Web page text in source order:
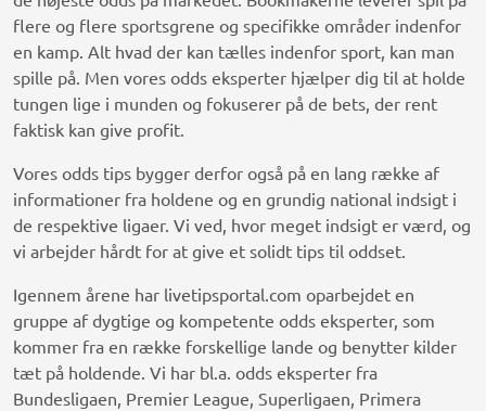
flere og flere sportsgrene og specifikke områder indenfor
en kamp. Alt hvad der kan tælles indenfor sport, kan man
spille på. Men vores odds eksperter hjælper dig til at holde
tungen lige i munden og fokuserer på de bets, der rent
faktisk kan give profit.
Vores odds tips bygger derfor også på en lang række af
informationer fra holdene og en grundig national indsigt i
de respektive ligaer. Vi ved, hvor meget indsigt er værd, og
vi arbejder hårdt for at give et solidt tips til oddset.
Igennem årene har livetipsportal.com oparbejdet en
gruppe af dygtige og kompetente odds eksperter, som
kommer fra en række forskellige lande og benytter kilder
tæt på holdende. Vi har bl.a. odds eksperter fra
Bundesligaen, Premier League, Superligaen, Primera